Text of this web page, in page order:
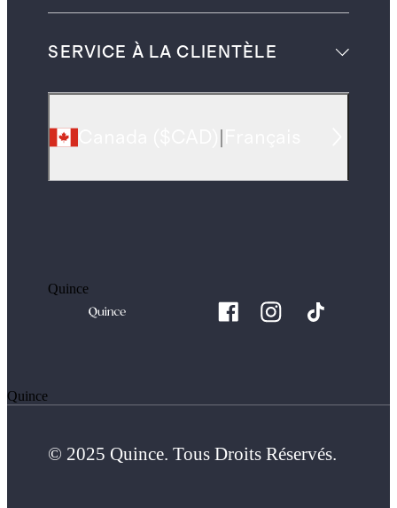
SERVICE À LA CLIENTÈLE
Quince
Quince
© 2025 Quince. Tous Droits Réservés.